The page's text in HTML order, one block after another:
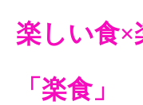
楽しい食×
「楽食」